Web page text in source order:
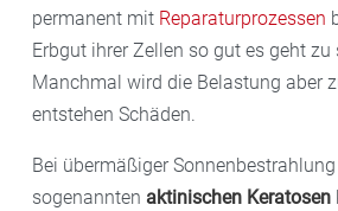
permanent mit Reparaturprozessen
Erbgut ihrer Zellen so gut es geht zu
Manchmal wird die Belastung aber
entstehen Schäden.
Bei übermäßiger
sogenannten aktinischen Keratosen